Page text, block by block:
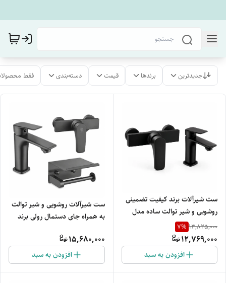
جدیدترین برندها قیمت دسته‌بندی فقط
ست شیرآلات برند کیفیت تضمینی
روشویی و شیر توالت ساده مدل
مینیمال و دوام بالا
13,825,000
7%
12,769,000
افزودن به سبد
ست شیرآلات روشویی و شیر توالت
به همراه جای دستمال رولی برند
هماهنگ
15,680,000
افزودن به سبد